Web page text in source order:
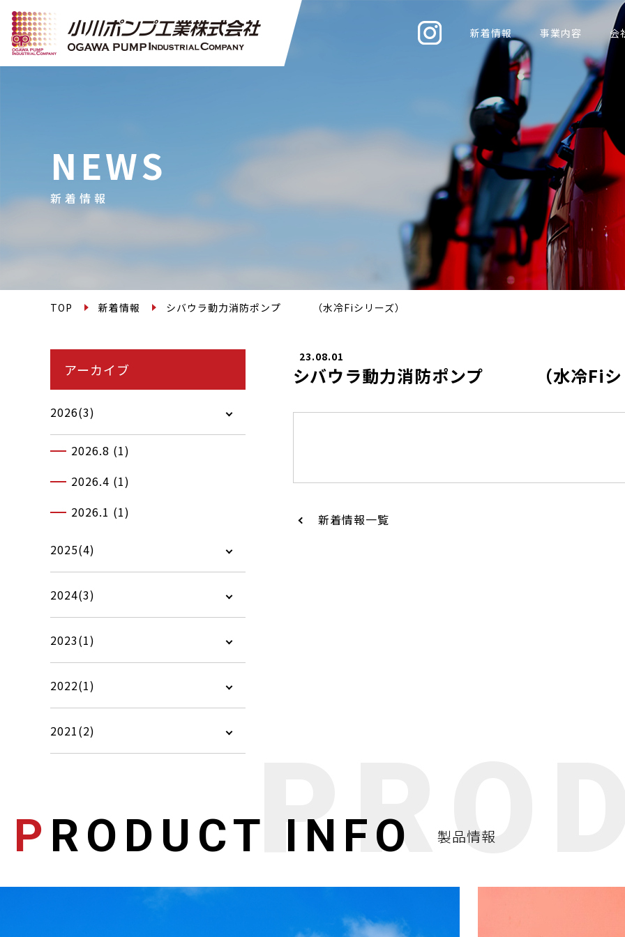
新着情報 事業内容 会
NEWS
新着情報
TOP 新着情報 シバウラ動力消防ポンプ （水冷Fiシリーズ）
23.08.01
シバウラ動力消防ポンプ （水冷Fiシ
新着情報一覧
アーカイブ
2026(3)
2026.8 (1)
2026.4 (1)
2026.1 (1)
2025(4)
2024(3)
2023(1)
2022(1)
2021(2)
P RODUCT INFO 製品情報